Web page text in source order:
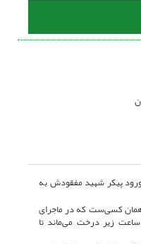
پیکر شهید مفقودش به
همان کسی‌ست که در ماجرای
زیر درخت می‌ماند تا